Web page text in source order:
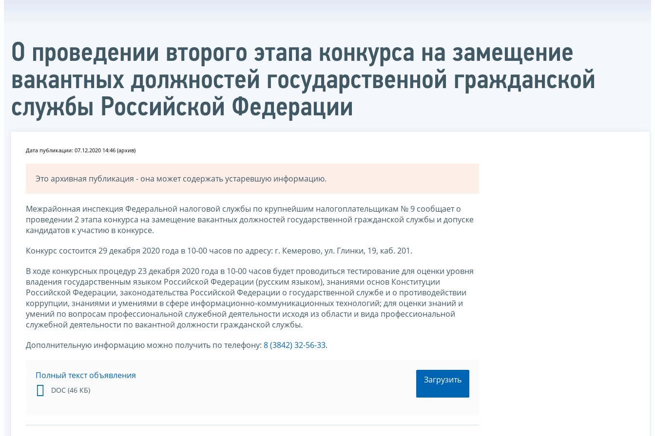
О проведении второго этапа конкурса на замещение
вакантных должностей государственной гражданской
службы Российской Федерации
Дата публикации: 07.12.2020 14:46 (архив)
Это архивная публикация - она может содержать устаревшую информацию.
Межрайонная инспекция Федеральной налоговой службы по крупнейшим налогоплательщикам № 9 сообщает о
проведении 2 этапа конкурса на замещение вакантных должностей государственной гражданской службы и допуске
кандидатов к участию в конкурсе.
Конкурс состоится 29 декабря 2020 года в 10-00 часов по адресу: г. Кемерово, ул. Глинки, 19, каб. 201.
В ходе конкурсных процедур 23 декабря 2020 года в 10-00 часов будет проводиться тестирование для оценки уровня
владения государственным языком Российской Федерации (русским языком), знаниями основ Конституции
Российской Федерации, законодательства Российской Федерации о государственной службе и о противодействии
коррупции, знаниями и умениями в сфере информационно-коммуникационных технологий; для оценки знаний и
умений по вопросам профессиональной служебной деятельности исходя из области и вида профессиональной
служебной деятельности по вакантной должности гражданской службы.
Дополнительную информацию можно получить по телефону: 8 (3842) 32-56-33.
Полный текст объявления
DOC (46 КБ)
Загрузить